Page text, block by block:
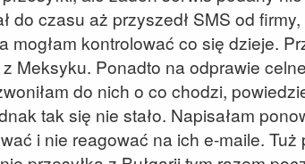
do czasu aż przyszedł SMS od
mogłam kontrolować co się dzieje.
Meksyku. Ponadto na odprawie
do nich o co chodzi,
tak się nie stało. Napisałam
i nie reagować na ich e-maile.